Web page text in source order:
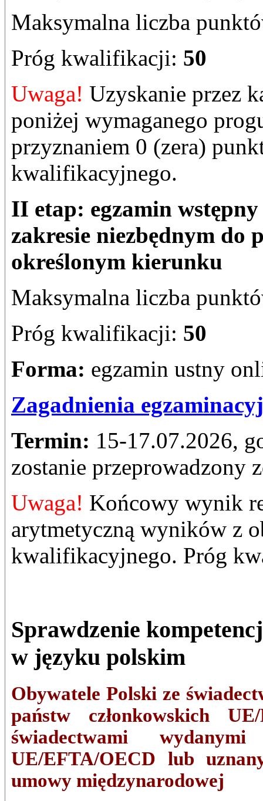
Maksymalna liczba
Próg kwalifikacji: 50
Uwaga! Uzyskanie przez
poniżej wymaganego
przyznaniem 0 (zera)
kwalifikacyjnego.
II etap: egzamin
zakresie niezbędnym do
określonym kierunku
Maksymalna liczba
Próg kwalifikacji: 50
Forma: egzamin ustny
Zagadnienia
Termin: 15-17.07.2026,
zostanie przeprowadzony
Uwaga! Końcowy wynik
arytmetyczną wyników z
kwalifikacyjnego. Próg
Sprawdzenie
w języku polskim
Obywatele Polski ze
państw członkowskich
świadectwami
UE/EFTA/OECD lub
umowy międzynarodowej